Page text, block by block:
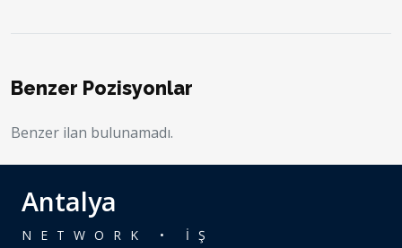
Benzer Pozisyonlar
Benzer ilan bulunamadı.
Antalya
NETWORK • İŞ